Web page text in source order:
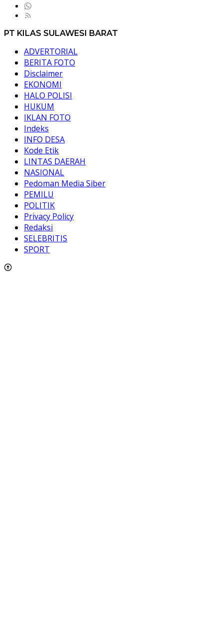
PT KILAS SULAWESI BARAT
ADVERTORIAL
BERITA FOTO
Disclaimer
EKONOMI
HALO POLISI
HUKUM
IKLAN FOTO
Indeks
INFO DESA
Kode Etik
LINTAS DAERAH
NASIONAL
Pedoman Media Siber
PEMILU
POLITIK
Privacy Policy
Redaksi
SELEBRITIS
SPORT